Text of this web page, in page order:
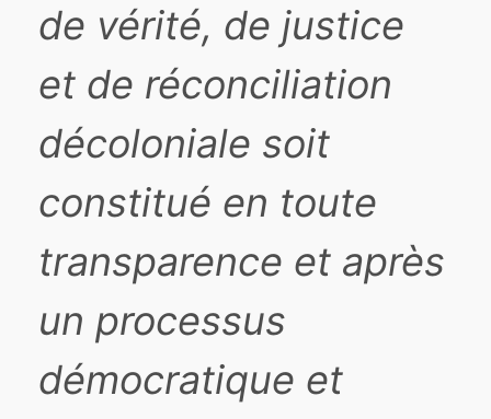
de vérité, de justice
et de réconciliation
décoloniale soit
constitué en toute
transparence et après
un processus
démocratique et